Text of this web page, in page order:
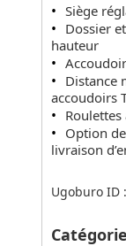
Siège
Dossier
hauteur
Distance
accoudoirs
Option
livraison
Ugoburo ID